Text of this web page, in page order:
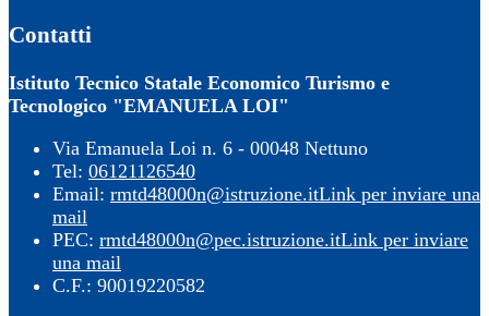
Contatti
Istituto Tecnico Statale Economico Turismo e
Tecnologico "EMANUELA LOI"
Via Emanuela Loi n. 6 - 00048 Nettuno
Tel: 06121126540
Email: rmtd48000n@istruzione.itLink per inviare una
mail
PEC: rmtd48000n@pec.istruzione.itLink per inviare
una mail
C.F.: 90019220582